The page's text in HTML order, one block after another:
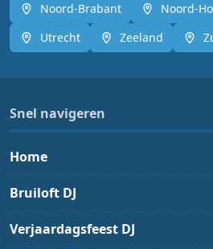
Noord-Brabant
Noord-
Utrecht
Zeeland
Snel navigeren
Home
Bruiloft DJ
Verjaardagsfeest DJ